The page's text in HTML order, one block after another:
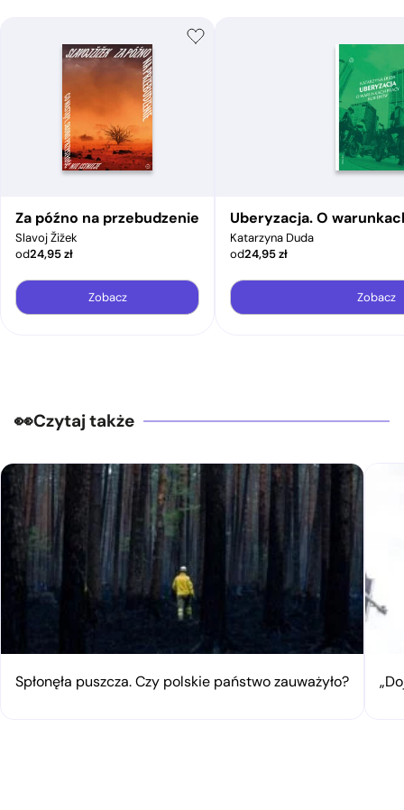
Za późno na przebudzenie
Slavoj Žižek
od24,95zł
Zobacz
Uberyzacja. O
Katarzyna Duda
od24,95zł
Zobacz
Czytaj także
Spłonęła puszcza. Czy polskie państwo zauważyło?